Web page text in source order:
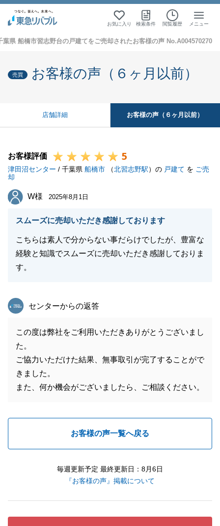
お気に入り 検索条件 閲覧履歴 メニュー
葉県 船橋市習志野台の戸建てをご売却されたお客様の声 No.A004570270
売買 お客様の声（６ヶ月以前）
店舗詳細 お客様の声（６ヶ月以前）
お客様評価 5
津田沼センター / 千葉県 船橋市 （北習志野駅）の 戸建て を ご売
却
W様
W様 2025年8月1日
スムーズに売却いただき感謝しております
こちらは素人で分からない事だらけでしたが、豊富な
経験と知識でスムーズに売却いただき感謝しておりま
す。
東急リバブル
センターからの返答
この度は弊社をご利用いただきありがとうございまし
た。
ご協力いただけた結果、無事取引が完了することがで
きました。
また、何か機会がございましたら、ご相談ください。
お客様の声一覧へ戻る
毎週更新予定 最終更新日：8月6日
『お客様の声』掲載について